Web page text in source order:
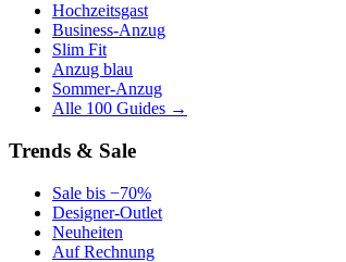
Hochzeitsgast
Business-Anzug
Slim Fit
Anzug blau
Sommer-Anzug
Alle 100 Guides →
Trends & Sale
Sale bis −70%
Designer-Outlet
Neuheiten
Auf Rechnung